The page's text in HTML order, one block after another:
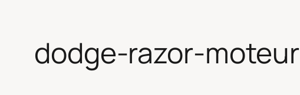
dodge-razor-moteur